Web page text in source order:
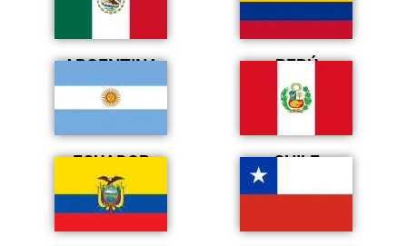
ARGENTINA PERÚ
ECUADOR CHILE